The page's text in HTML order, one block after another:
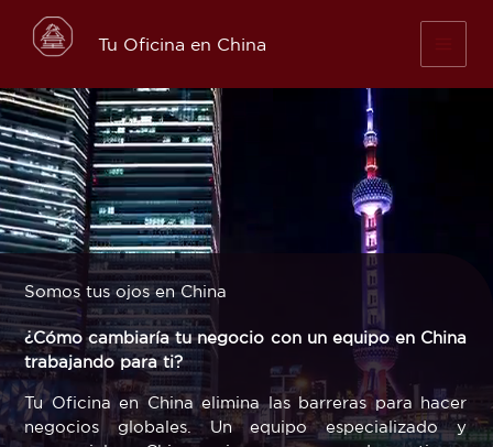
content
Tu Oficina en China
Somos tus ojos en China
¿Cómo cambiaría tu negocio con un equipo en China
trabajando para ti?
Tu Oficina en China elimina las barreras para hacer
negocios globales. Un equipo especializado y